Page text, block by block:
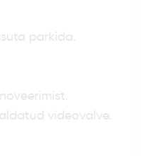
parkida.
videovalve.